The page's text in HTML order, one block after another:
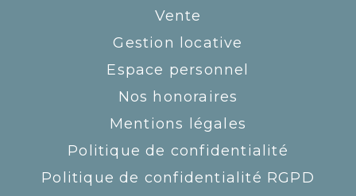
Vente
Gestion locative
Espace personnel
Nos honoraires
Mentions légales
Politique de confidentialité
Politique de confidentialité RGPD